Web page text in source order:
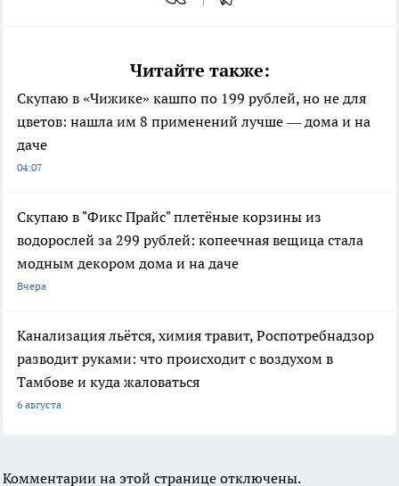
Читайте также:
Скупаю в «Чижике» кашпо по 199 рублей, но не для
цветов: нашла им 8 применений лучше — дома и на
даче
04:07
Скупаю в "Фикс Прайс" плетёные корзины из
водорослей за 299 рублей: копеечная вещица стала
модным декором дома и на даче
Вчера
Канализация льётся, химия травит, Роспотребнадзор
разводит руками: что происходит с воздухом в
Тамбове и куда жаловаться
6 августа
Комментарии на этой странице отключены.